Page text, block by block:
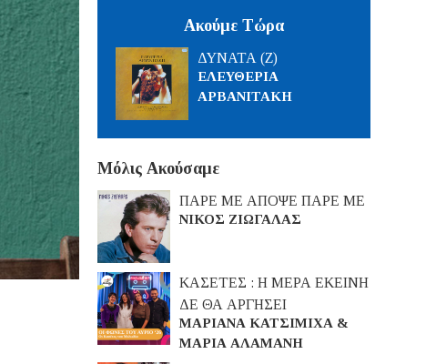
Ακούμε Τώρα
ΔΥΝΑΤΑ (Ζ)
ΕΛΕΥΘΕΡΙΑ
ΑΡΒΑΝΙΤΑΚΗ
Μόλις Ακούσαμε
ΠΑΡΕ ΜΕ ΑΠΟΨΕ ΠΑΡΕ ΜΕ
ΝΙΚΟΣ ΖΙΩΓΑΛΑΣ
ΚΑΣΕΤΕΣ : Η ΜΕΡΑ ΕΚΕΙΝΗ
ΔΕ ΘΑ ΑΡΓΗΣΕΙ
ΜΑΡΙΑΝΑ ΚΑΤΣΙΜΙΧΑ &
ΜΑΡΙΑ ΑΛΑΜΑΝΗ